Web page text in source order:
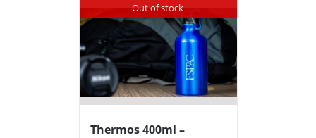
Out of stock
Thermos 400ml –